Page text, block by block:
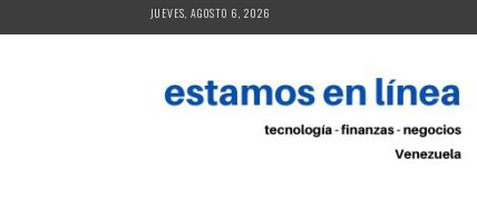
al
JUEVES, AGOSTO 6, 2026